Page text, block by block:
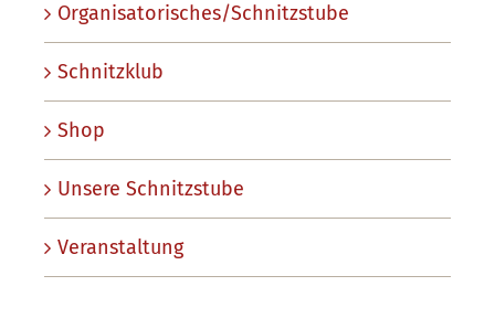
Organisatorisches/Schnitzstube
Schnitzklub
Shop
Unsere Schnitzstube
Veranstaltung